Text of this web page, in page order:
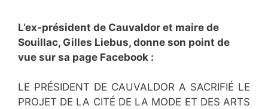
L’ex-président de Cauvaldor et maire de
Souillac, Gilles Liebus, donne son point de
vue sur sa page Facebook :
LE PRÉSIDENT DE CAUVALDOR A SACRIFIÉ LE
PROJET DE LA CITÉ DE LA MODE ET DES ARTS